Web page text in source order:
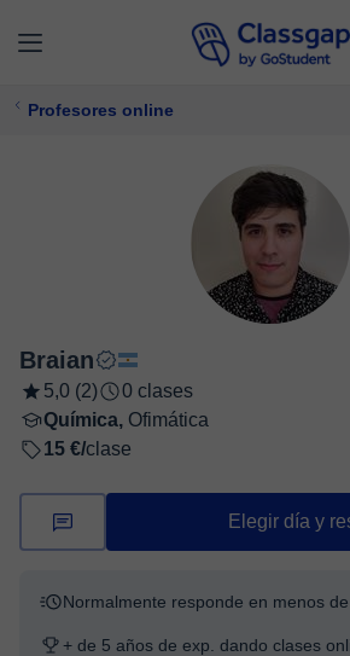
Profesores online
Braian
5,0 (2)
0 clases
Química, Ofimática
15 €/clase
Elegir día y
Normalmente responde en menos
+ de 5 años de exp. dando clases